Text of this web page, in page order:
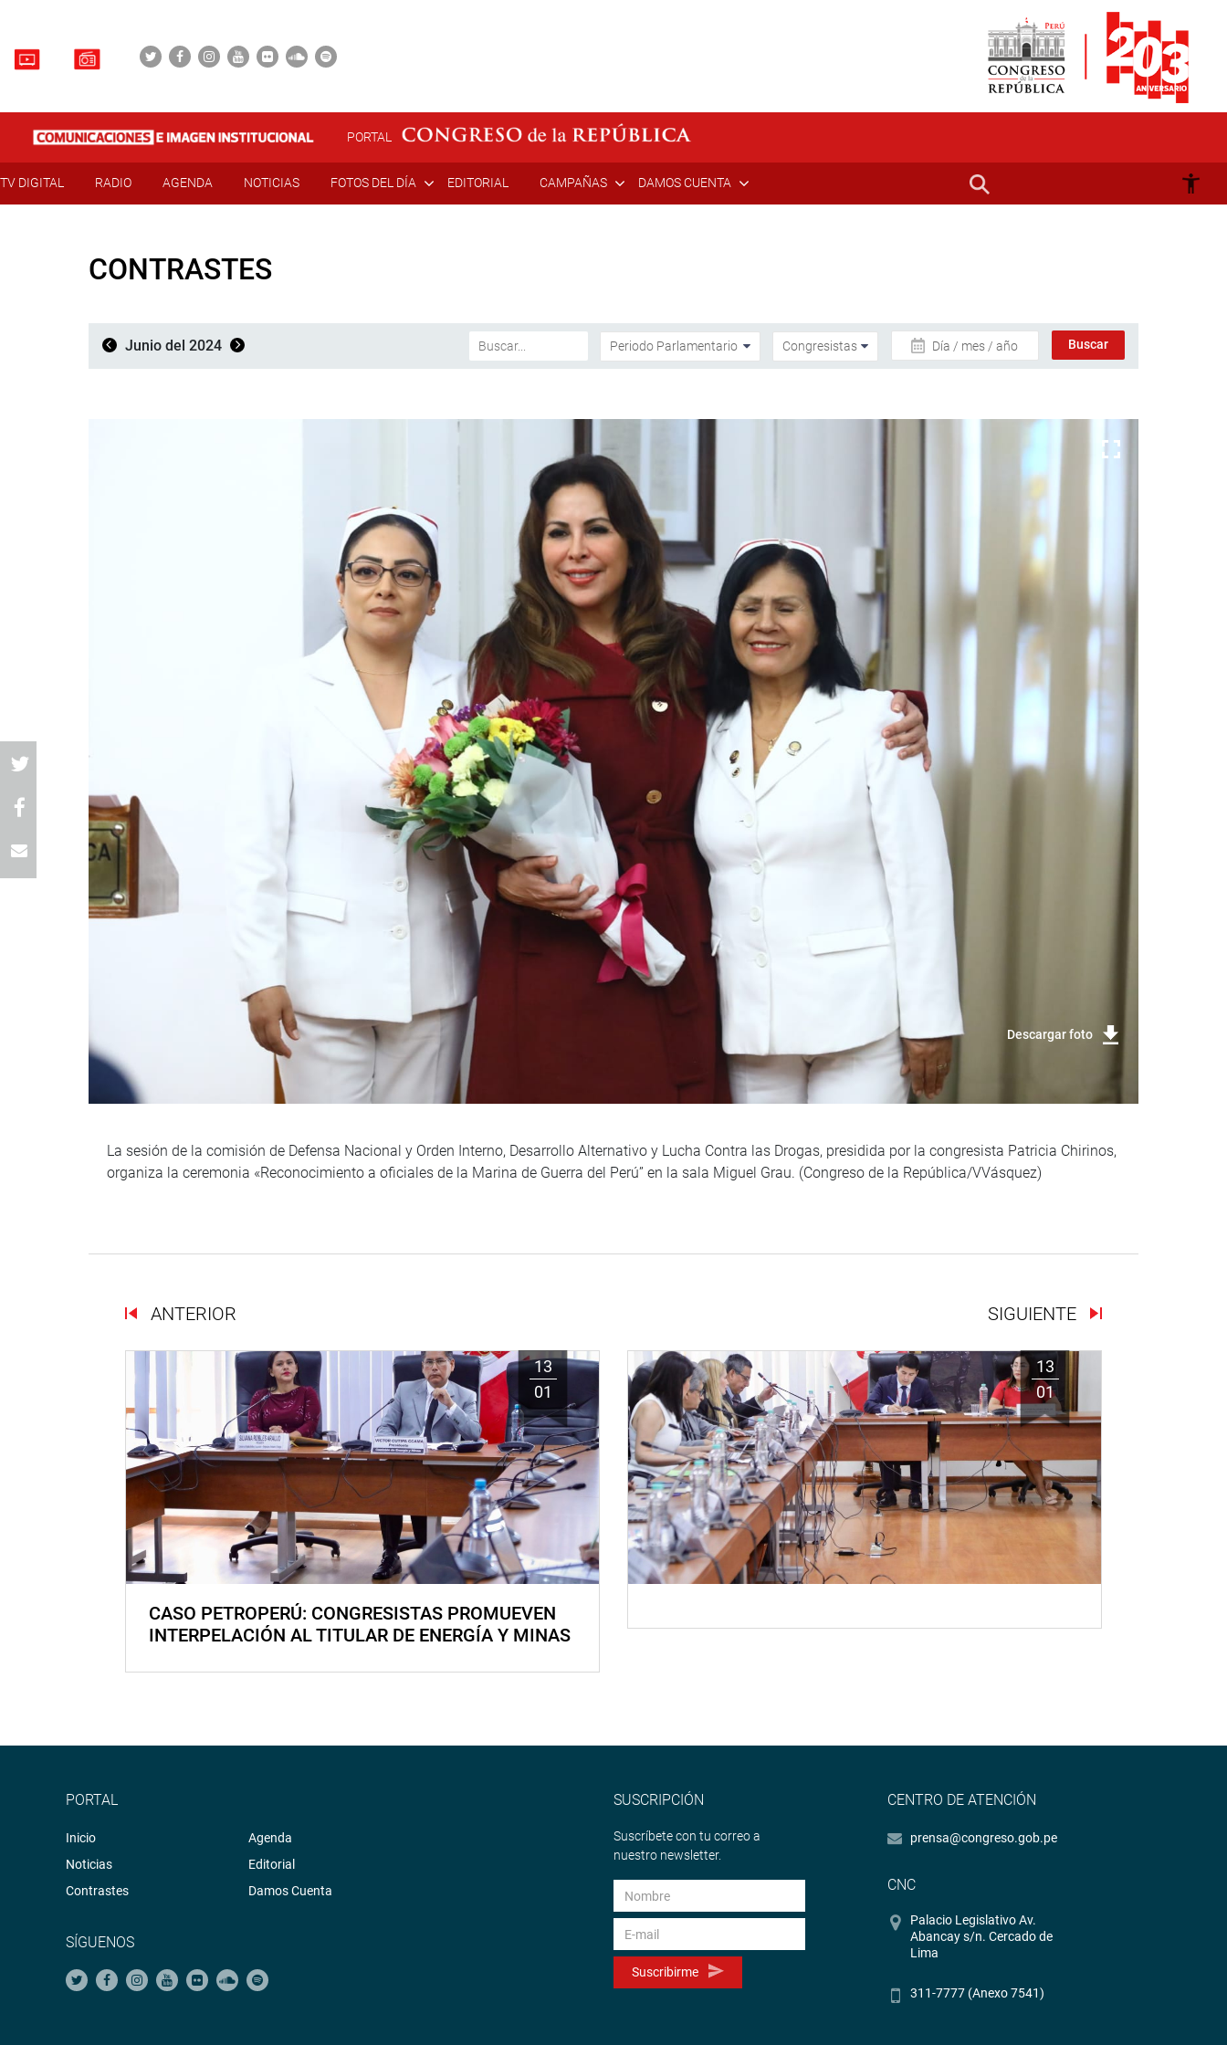
PORTAL
TV DIGITAL RADIO AGENDA NOTICIAS FOTOS DEL DÍA EDITORIAL CAMPAÑAS DAMOS CUENTA
CONTRASTES
Junio del 2024 Día / mes / año
Descargar foto
La sesión de la comisión de Defensa Nacional y Orden Interno, Desarrollo Alternativo y Lucha Contra las Drogas, presidida por la congresista Patricia Chirinos,
organiza la ceremonia «Reconocimiento a oficiales de la Marina de Guerra del Perú” en la sala Miguel Grau. (Congreso de la República/VVásquez)
ANTERIOR SIGUIENTE
13
01
CASO PETROPERÚ: CONGRESISTAS PROMUEVEN
INTERPELACIÓN AL TITULAR DE ENERGÍA Y MINAS
13
01
PORTAL
Inicio
Noticias
Contrastes
Agenda
Editorial
Damos Cuenta
SÍGUENOS
SUSCRIPCIÓN
Suscríbete con tu correo a
nuestro newsletter.
Suscribirme
CENTRO DE ATENCIÓN
prensa@congreso.gob.pe
CNC
Palacio Legislativo Av.
Abancay s/n. Cercado de
Lima
311-7777 (Anexo 7541)